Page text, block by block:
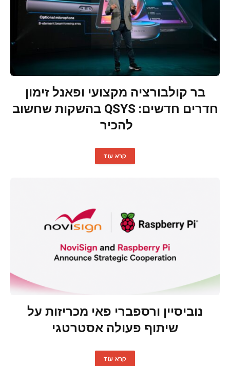
בר קולבורציה מקצועי ופאנל זימון
חדרים חדשים: QSYS בהשקות שחשוב
להכיר
קרא עוד
נוביסיין ורספברי פאי מכריזות על
שיתוף פעולה אסטרטגי
קרא עוד